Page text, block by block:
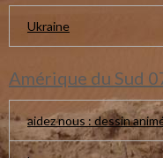
Ukraine
Amérique du Sud
aidez nous : dessin